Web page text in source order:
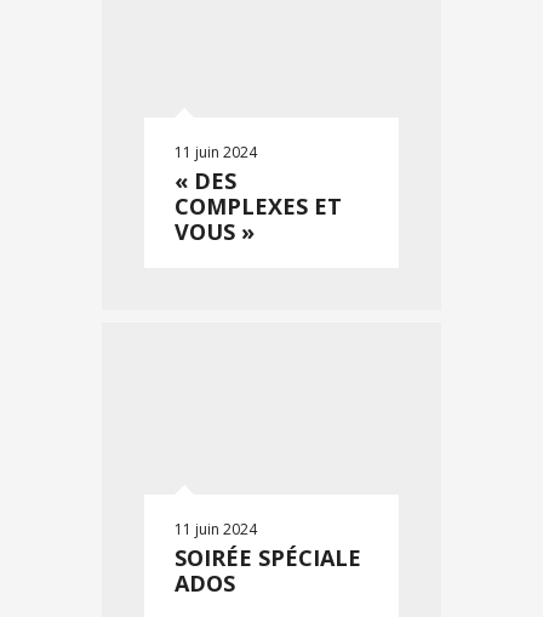
11 juin 2024
« DES
COMPLEXES ET
VOUS »
11 juin 2024
SOIRÉE SPÉCIALE
ADOS